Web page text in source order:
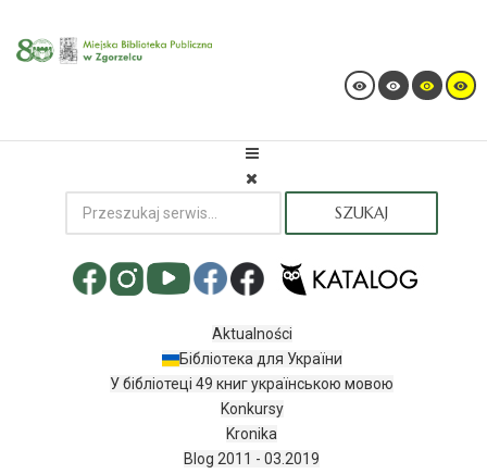
SZUKAJ
Aktualności
Бібліотека для України
У бібліотеці 49 книг українською мовою
Konkursy
Kronika
Blog 2011 - 03.2019